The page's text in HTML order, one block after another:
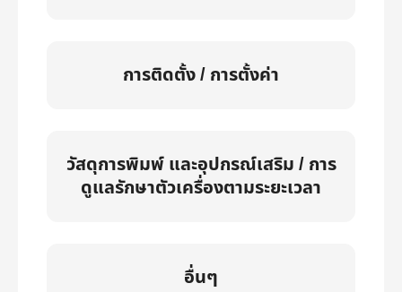
การติดตั้ง / การตั้งค่า
วัสดุการพิมพ์ และอุปกรณ์เสริม / การ
ดูแลรักษาตัวเครื่องตามระยะเวลา
อื่นๆ